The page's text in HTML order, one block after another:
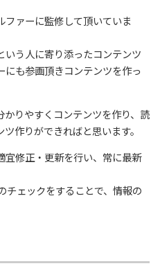
ファーに監修して頂いていま
いう人に寄り添ったコンテンツ
にも参画頂きコンテンツを作っ
りやすくコンテンツを作り、読
作りができればと思います。
宜修正・更新を行い、常に最新
チェックをすることで、情報の